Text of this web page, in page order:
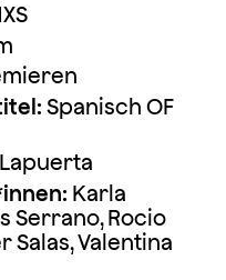
Spanisch OF
Karla
Serrano, Rocio
Salas, Valentina